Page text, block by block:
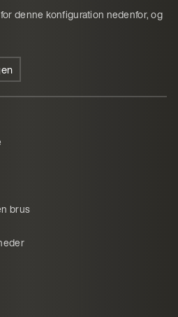
denne konfiguration nedenfor, og
brus